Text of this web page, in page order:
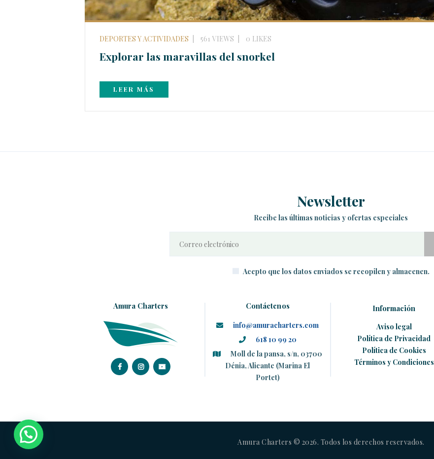
DEPORTES Y ACTIVIDADES 561 VIEWS 0 LIKES
Explorar las maravillas del snorkel
LEER MÁS
Newsletter
Recibe las últimas noticias y ofertas especiales
Acepto que los datos enviados se recopilen y almacenen.
Amura Charters Contáctenos
info@amuracharters.com
618 10 99 20
Moll de la pansa, s/n, 03700
Dénia, Alicante (Marina El
Portet)
Información
Aviso legal
Política de Privacidad
Política de Cookies
Términos y Condiciones
Amura Charters © 2026. Todos los derechos reservados.